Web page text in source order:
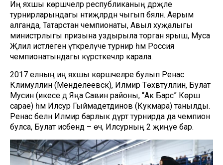
Иң яхшы көрәшчеләр республиканың дәрәҗәле
турнирларындагы нәтиҗәләрдән чыгып бәяләнә. Аерым
алганда, Татарстан чемпионаты, Авыл хуҗалыгы
министрлыгы призына уздырыла торган ярыш, Муса
Җәлил истәлегенә үткәрелүче турнир һәм Россия
чемпионатындагы күрсәткечләр карала.
2017 елның иң яхшы көрәшчеләре булып Ренас
Кәлимуллин (Менделеевск), Илмир Төхвәтуллин, Булат
Мусин (икесе дә Яңа Савин районы, “Ак Барс” Көрәш
сарае) һәм Илсур Гыймадетдинов (Кукмара) танылды.
Ренас белән Илмир барлык дүрт турнирда да чемпион
булса, Булат исәбендә – өч, Илсурның 2 җиңүе бар.